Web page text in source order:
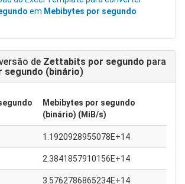
em Mebibytes por segundo
de Zettabits por segundo para
segundo (binário)
Mebibytes por segundo
(binário) (MiB/s)
1.1920928955078E+14
2.3841857910156E+14
3.5762786865234E+14